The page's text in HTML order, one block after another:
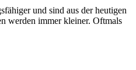
und sind aus der heutigen
werden immer kleiner. Oftmals